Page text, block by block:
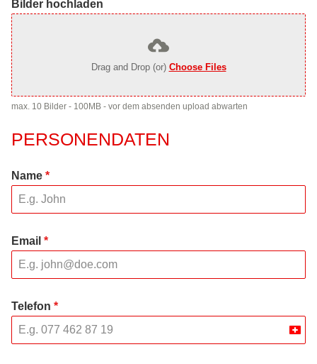
Bilder hochladen
Drag and Drop (or) Choose Files
max. 10 Bilder - 100MB - vor dem absenden upload abwarten
PERSONENDATEN
Name *
Email *
Telefon *